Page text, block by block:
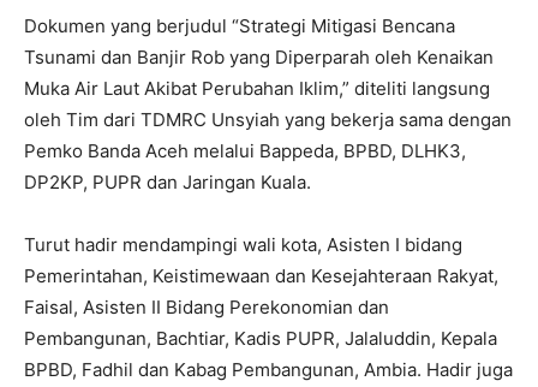
Dokumen yang berjudul “Strategi Mitigasi Bencana
Tsunami dan Banjir Rob yang Diperparah oleh Kenaikan
Muka Air Laut Akibat Perubahan Iklim,” diteliti langsung
oleh Tim dari TDMRC Unsyiah yang bekerja sama dengan
Pemko Banda Aceh melalui Bappeda, BPBD, DLHK3,
DP2KP, PUPR dan Jaringan Kuala.
Turut hadir mendampingi wali kota, Asisten I bidang
Pemerintahan, Keistimewaan dan Kesejahteraan Rakyat,
Faisal, Asisten II Bidang Perekonomian dan
Pembangunan, Bachtiar, Kadis PUPR, Jalaluddin, Kepala
BPBD, Fadhil dan Kabag Pembangunan, Ambia. Hadir juga